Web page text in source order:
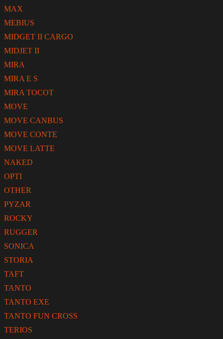
MAX
MEBIUS
MIDGET II CARGO
MIDJET II
MIRA
MIRA E S
MIRA TOCOT
MOVE
MOVE CANBUS
MOVE CONTE
MOVE LATTE
NAKED
OPTI
OTHER
PYZAR
ROCKY
RUGGER
SONICA
STORIA
TAFT
TANTO
TANTO EXE
TANTO FUN CROSS
TERIOS